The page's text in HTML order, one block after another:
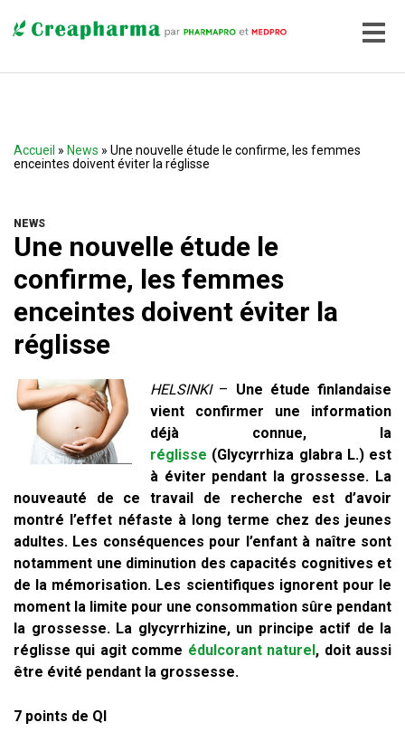
Accueil » News » Une nouvelle étude le confirme, les femmes
enceintes doivent éviter la réglisse
NEWS
Une nouvelle étude le
confirme, les femmes
enceintes doivent éviter la
réglisse
HELSINKI– Une étude finlandaise
vient confirmer une information
déjà connue, la
réglisse (Glycyrrhiza glabra L.) est
à éviter pendant la grossesse. La
nouveauté de ce travail de recherche est d’avoir
montré l’effet néfaste à long terme chez des jeunes
adultes. Les conséquences pour l’enfant à naître sont
notamment une diminution des capacités cognitives et
de la mémorisation. Les scientifiques ignorent pour le
moment la limite pour une consommation sûre pendant
la grossesse. La glycyrrhizine, un principe actif de la
réglisse qui agit comme édulcorant naturel, doit aussi
être évité pendant la grossesse.
7 points de QI